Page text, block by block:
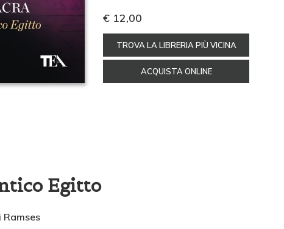
€ 12,00
TROVA LA LIBRERIA PIÙ VICINA
ACQUISTA ONLINE
Egitto
Ramses